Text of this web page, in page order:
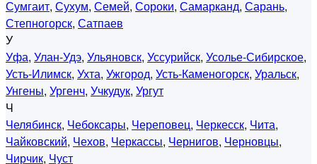
Сумгаит, Сухум, Семей, Сороки, Самарканд, Сарань,
Степногорск, Сатпаев
У
Уфа, Улан-Удэ, Ульяновск, Уссурийск, Усолье-Сибирское,
Усть-Илимск, Ухта, Ужгород, Усть-Каменогорск, Уральск,
Унгены, Ургенч, Учкудук, Ургут
Ч
Челябинск, Чебоксары, Череповец, Черкесск, Чита,
Чайковский, Чехов, Черкассы, Чернигов, Черновцы,
Чирчик, Чуст